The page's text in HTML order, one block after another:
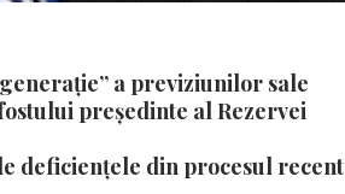
a previziunilor sale
președinte al Rezervei
deficiențele din procesul recent